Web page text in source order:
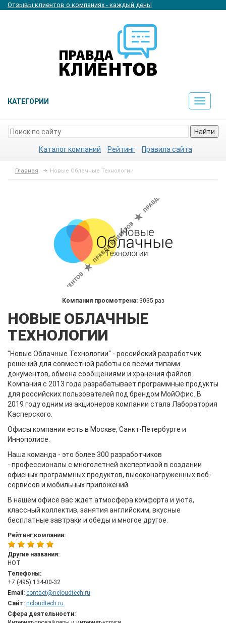
Отзывы клиентов о компаниях - каждый день!
КАТЕГОРИИ
Toggle
Найти
Каталог компаний Рейтинг Правила сайта
Главная Новые Облачные Технологии
Компания просмотрена: 3035 раз
НОВЫЕ ОБЛАЧНЫЕ
ТЕХНОЛОГИИ
"Новые Облачные Технологии" - российский разработчик
решений для совместной работы со всеми типами
документов, обмена сообщениями и хранения файлов.
Компания с 2013 года разрабатывает программные продукты
для российских пользователей под брендом МойОфис. В
2019 году одним из акционеров компании стала Лаборатория
Касперского.
Офисы компании есть в Москве, Санкт-Петербурге и
Иннополисе.
Наша команда - это более 300 разработчиков
- профессионалы с многолетней экспертизой в создании
офисных программных продуктов, высоконагруженных веб-
сервисов и мобильных приложений.
В нашем офисе вас ждет атмосфера комфорта и уюта,
классный коллектив, занятия английским, вкусные
бесплатные завтраки и обеды и многое другое.
Рейтинг компании:
Другие названия:
НОТ
Телефоны:
+7 (495) 134-00-32
Email: contact@ncloudtech.ru
Сайт: ncloudtech.ru
Сфера деятельности: